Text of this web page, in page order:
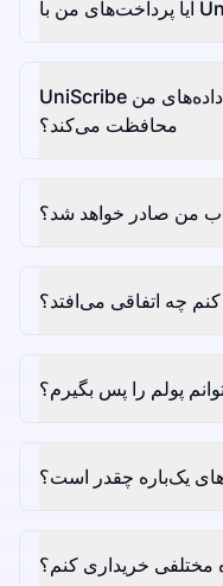
UniScribe چگونه از محرمانگی و امنیت داده‌های من
محافظت می‌کند؟
من صادر خواهد شد؟
چه اتفاقی می‌افتد؟
پولم را پس بگیرم؟
یک‌باره چقدر است؟
مختلفی خریداری کنم؟